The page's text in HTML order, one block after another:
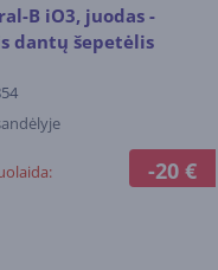
-20 €
B iO3, juodas -
dantų šepetėlis